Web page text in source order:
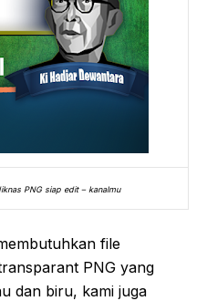
PNG siap edit – kanalmu
file
PNG yang
dan biru, kami juga